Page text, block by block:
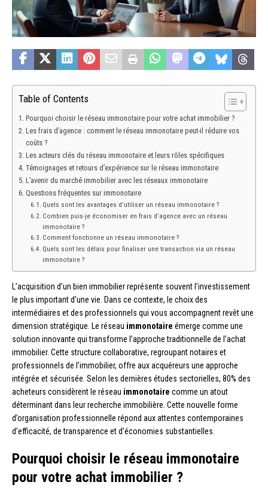
Table of Contents
Pourquoi choisir le réseau immonotaire pour votre achat immobilier ?
Les frais d’agence : comment le réseau immonotaire peut-il réduire vos
coûts ?
Les acteurs clés du réseau immonotaire et leurs rôles spécifiques
Témoignages et retours d’expérience sur le réseau immonotaire
L’avenir du marché immobilier avec les réseaux immonotaire
Questions fréquentes sur immonotaire
Quels sont les avantages d’utiliser un réseau immonotaire ?
Combien puis-je économiser en frais d’agence avec un réseau
immonotaire ?
Comment fonctionne un réseau immonotaire ?
Quels sont les délais pour finaliser une transaction via un réseau
immonotaire ?
L’acquisition d’un bien immobilier représente souvent l’investissement
le plus important d’une vie. Dans ce contexte, le choix des
intermédiaires et des professionnels qui vous accompagnent revêt une
dimension stratégique. Le réseau immonotaire émerge comme une
solution innovante qui transforme l’approche traditionnelle de l’achat
immobilier. Cette structure collaborative, regroupant notaires et
professionnels de l’immobilier, offre aux acquéreurs une approche
intégrée et sécurisée. Selon les dernières études sectorielles, 80% des
acheteurs considèrent le réseau immonotaire comme un atout
déterminant dans leur recherche immobilière. Cette nouvelle forme
d’organisation professionnelle répond aux attentes contemporaines
d’efficacité, de transparence et d’économies substantielles.
Pourquoi choisir le réseau immonotaire
pour votre achat immobilier ?